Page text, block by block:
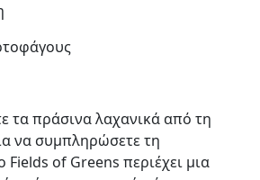
τα πράσινα λαχανικά από τη
να συμπληρώσετε τη
Fields of Greens περιέχει μια